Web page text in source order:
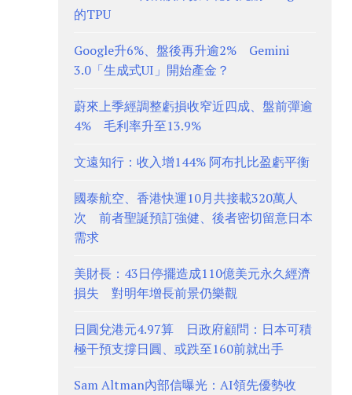
的TPU
Google升6%、盤後再升逾2% Gemini
3.0「生成式UI」開始產金？
蔚來上季經調整虧損收窄近四成、盤前彈逾
4% 毛利率升至13.9%
文遠知行：收入增144% 阿布扎比盈虧平衡
國泰航空、香港快運10月共接載320萬人
次 前者聖誕預訂強健、後者密切留意日本
需求
美財長：43日停擺造成110億美元永久經濟
損失 對明年增長前景仍樂觀
日圓兌港元4.97算 日政府顧問：日本可積
極干預支撐日圓、或跌至160前就出手
Sam Altman內部信曝光：AI領先優勢收